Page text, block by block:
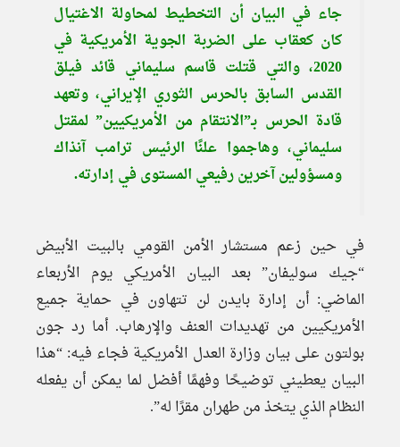
جاء في البيان أن التخطيط لمحاولة الاغتيال
كان كعقاب على الضربة الجوية الأمريكية في
2020، والتي قتلت قاسم سليماني قائد فيلق
القدس السابق بالحرس الثوري الإيراني، وتعهد
قادة الحرس بـ”الانتقام من الأمريكيين” لمقتل
سليماني، وهاجموا علنًا الرئيس ترامب آنذاك
ومسؤولين آخرين رفيعي المستوى في إدارته.
في حين زعم مستشار الأمن القومي بالبيت الأبيض
“جيك سوليفان” بعد البيان الأمريكي يوم الأربعاء
الماضي: أن إدارة بايدن لن تتهاون في حماية جميع
الأمريكيين من تهديدات العنف والإرهاب. أما رد جون
بولتون على بيان وزارة العدل الأمريكية فجاء فيه: “هذا
البيان يعطيني توضيحًا وفهمًا أفضل لما يمكن أن يفعله
النظام الذي يتخذ من طهران مقرًا له”.